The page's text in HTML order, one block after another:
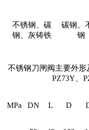
不锈钢、碳
钢、灰铸铁
碳钢、
钢
不锈钢刀闸阀主要外形
PZ73Y、
MPa DN L D